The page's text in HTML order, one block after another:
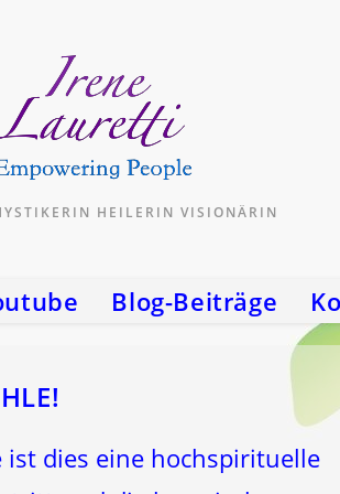
HEILERIN VISIONÄRIN
Blog-Beiträge
ist dies eine hochspirituelle